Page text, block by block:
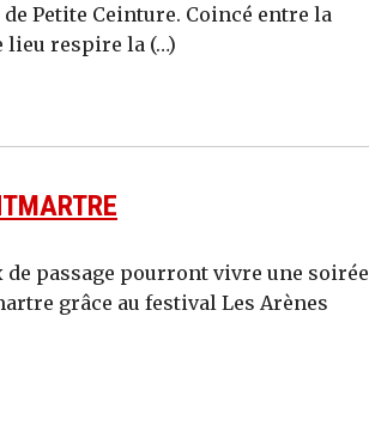
Petite Ceinture. Coincé entre la
lieu respire la (…)
de passage pourront vivre une soirée
grâce au festival Les Arènes